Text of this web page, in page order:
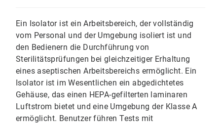
Ein Isolator ist ein Arbeitsbereich, der vollständig
vom Personal und der Umgebung isoliert ist und
den Bedienern die Durchführung von
Sterilitätsprüfungen bei gleichzeitiger Erhaltung
eines aseptischen Arbeitsbereichs ermöglicht. Ein
Isolator ist im Wesentlichen ein abgedichtetes
Gehäuse, das einen HEPA-gefilterten laminaren
Luftstrom bietet und eine Umgebung der Klasse A
ermöglicht. Benutzer führen Tests mit